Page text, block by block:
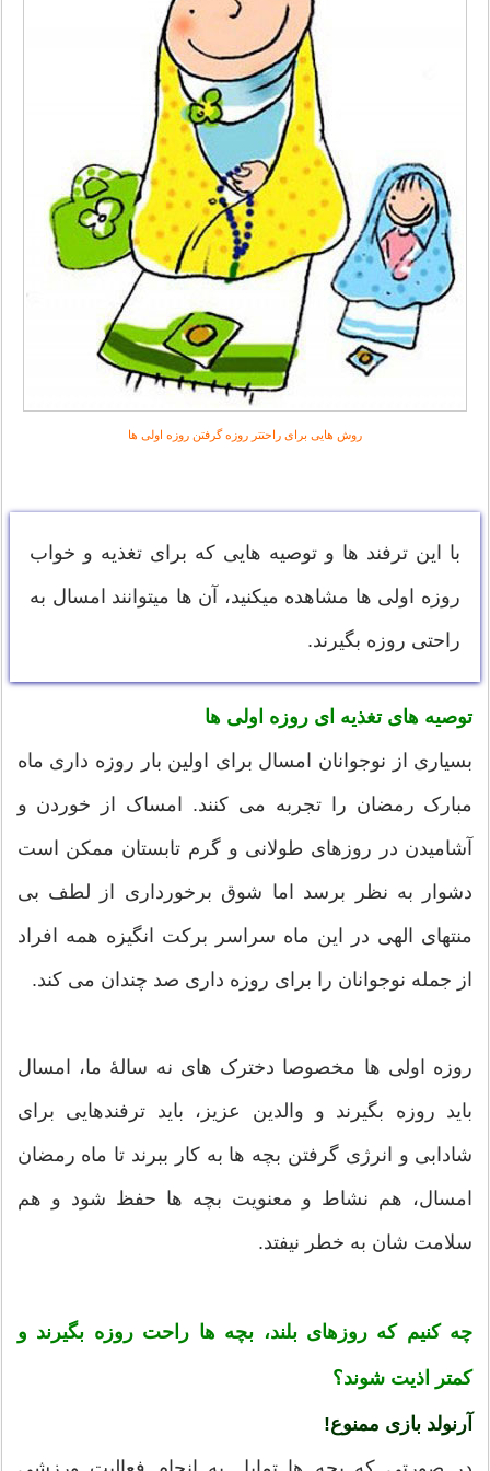
روش هایی برای راحتتر روزه گرفتن روزه اولی ها
با این ترفند ها و توصیه هایی که برای تغذیه و خواب
روزه اولی ها مشاهده میکنید، آن ها میتوانند امسال به
راحتی روزه بگیرند.
توصیه های تغذیه ای روزه اولی ها
بسیاری از نوجوانان امسال برای اولین بار روزه داری ماه
مبارک رمضان را تجربه می کنند. امساک از خوردن و
آشامیدن در روزهای طولانی و گرم تابستان ممکن است
دشوار به نظر برسد اما شوق برخورداری از لطف بی
منتهای الهی در این ماه سراسر برکت انگیزه همه افراد
از جمله نوجوانان را برای روزه داری صد چندان می کند.
روزه اولی ها مخصوصا دخترک های نه سالۀ ما، امسال
باید روزه بگیرند و والدین عزیز، باید ترفندهایی برای
شادابی و انرژی گرفتن بچه ها به کار ببرند تا ماه رمضان
امسال، هم نشاط و معنویت بچه ها حفظ شود و هم
سلامت شان به خطر نیفتد.
چه کنیم که روزهای بلند، بچه ها راحت روزه بگیرند و
کمتر اذیت شوند؟
آرنولد بازی ممنوع!